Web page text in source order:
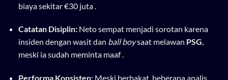
biaya sekitar €30 juta .
Catatan Disiplin:Neto sempat menjadi sorotan karena
insiden dengan wasit dan ball boysaat melawan PSG,
meski ia sudah meminta maaf .
Performa Konsisten:Meski berbakat, beberapa analis